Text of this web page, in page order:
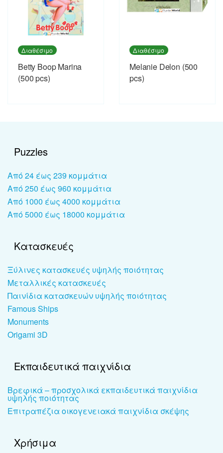
Διαθέσιμο
Betty Boop Marina
(500 pcs)
Διαθέσιμο
Melanie Delon (500
pcs)
Puzzles
Από 24 έως 239 κομμάτια
Από 250 έως 960 κομμάτια
Από 1000 έως 4000 κομμάτια
Από 5000 έως 18000 κομμάτια
Κατασκευές
Ξύλινες κατασκευές υψηλής ποιότητας
Μεταλλικές κατασκευές
Παινίδια κατασκευών υψηλής ποιότητας
Famous Ships
Monuments
Origami 3D
Εκπαιδευτικά παιχνίδια
Βρεφικά – προσχολικά εκπαιδευτικά παιχνίδια
υψηλής ποιότητας
Επιτραπέζια οικογενειακά παιχνίδια σκέψης
Χρήσιμα